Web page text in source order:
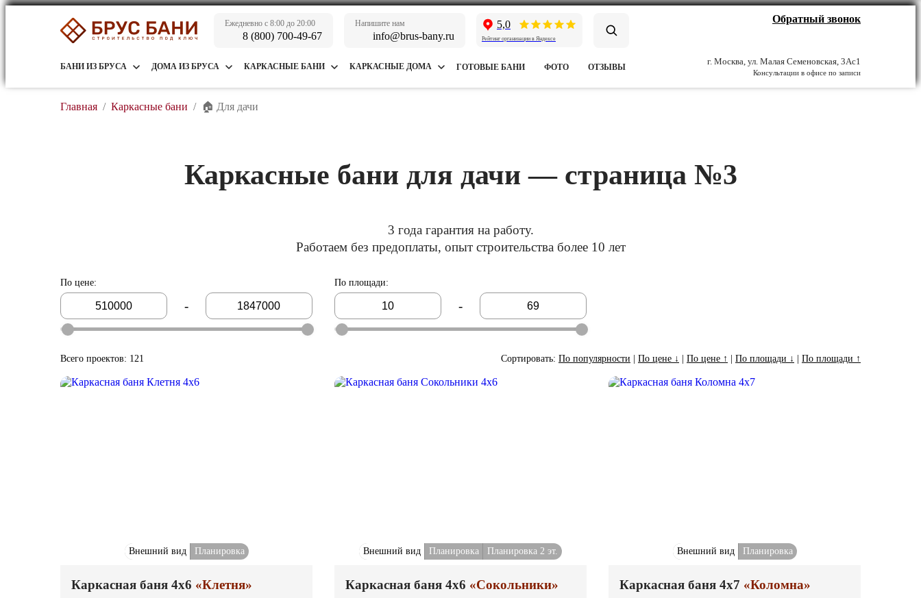
Ежедневно с 8:00 до 20:00
8 (800) 700-49-67
Напишите нам
info@brus-bany.ru
5,0
Рейтинг организации в Яндексе
Обратный звонок
БАНИ ИЗ БРУСА ДОМА ИЗ БРУСА КАРКАСНЫЕ БАНИ КАРКАСНЫЕ ДОМА ГОТОВЫЕ БАНИ ФОТО ОТЗЫВЫ
г. Москва, ул. Малая Семеновская, 3Ас1
Консультации в офисе по записи
Главная / Каркасные бани / 🏠 Для дачи
Каркасные бани для дачи — страница №3
3 года гарантия на работу.
Работаем без предоплаты, опыт строительства более 10 лет
По цене:
-
По площади:
-
Всего проектов: 121 Сортировать: По популярности По цене ↓ По цене ↑ По площади ↓ По площади ↑
Внешний вид Планировка
Каркасная баня 4x6 «Клетня»
Внешний вид Планировка Планировка 2 эт.
Каркасная баня 4x6 «Сокольники»
Внешний вид Планировка
Каркасная баня 4x7 «Коломна»